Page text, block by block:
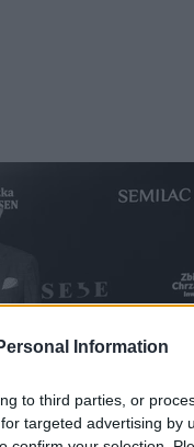
Information
to third parties, or
targeted advertising by